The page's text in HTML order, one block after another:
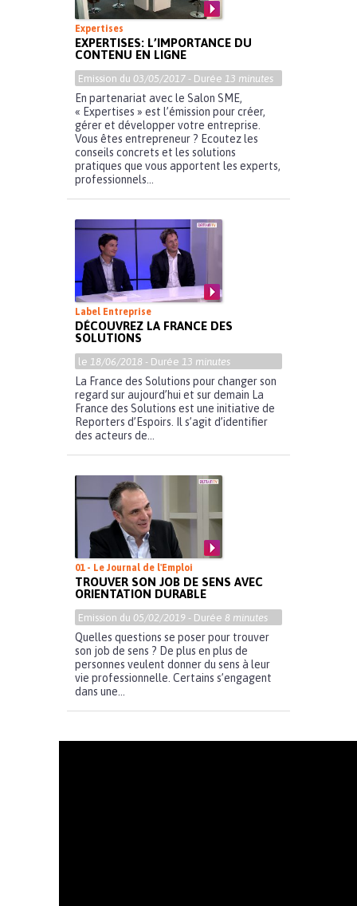
Expertises
EXPERTISES: L’IMPORTANCE DU
CONTENU EN LIGNE
Emission du 03/05/2017 - Durée 13 minutes
En partenariat avec le Salon SME,
« Expertises » est l’émission pour créer,
gérer et développer votre entreprise.
Vous êtes entrepreneur ? Ecoutez les
conseils concrets et les solutions
pratiques que vous apportent les experts,
professionnels...
Label Entreprise
DÉCOUVREZ LA FRANCE DES
SOLUTIONS
le 18/06/2018 - Durée 13 minutes
La France des Solutions pour changer son
regard sur aujourd’hui et sur demain La
France des Solutions est une initiative de
Reporters d’Espoirs. Il s’agit d’identifier
des acteurs de...
01 - Le Journal de l'Emploi
TROUVER SON JOB DE SENS AVEC
ORIENTATION DURABLE
Emission du 05/02/2019 - Durée 8 minutes
Quelles questions se poser pour trouver
son job de sens ? De plus en plus de
personnes veulent donner du sens à leur
vie professionnelle. Certains s’engagent
dans une...